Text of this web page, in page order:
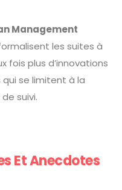
Management
les suites à
fois plus d’innovations
se limitent à la
suivi.
Et Anecdotes